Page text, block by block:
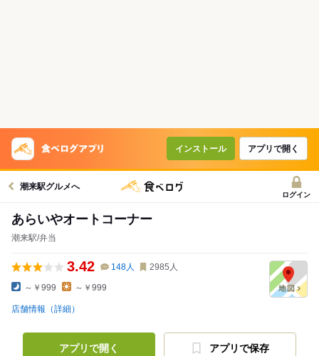
インストール アプリで開く
潮来駅グルメへ
ログイン
あらいやオートコーナー
潮来駅/弁当
3.42 148人 2985 人
～￥999 ～￥999
店舗情報（詳細）
アプリで開く アプリで保存